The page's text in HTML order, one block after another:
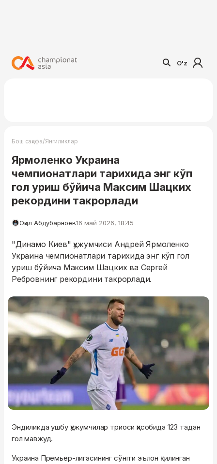
O'z
Бош саҳифа/Янгиликлар
Ярмоленко Украина
чемпионатлари тарихида энг кўп
гол уриш бўйича Максим Шацких
рекордини такрорлади
Оқил Абдубарноев16 май 2026, 18:45
"Динамо Киев" ҳужумчиси Андрей Ярмоленко
Украина чемпионатлари тарихида энг кўп гол
уриш бўйича Максим Шацких ва Сергей
Ребровнинг рекордини такрорлади.
Эндиликда ушбу ҳужумчилар триоси ҳисобида 123 тадан
гол мавжуд.
Украина Премьер-лигасининг сўнгги эълон қилинган